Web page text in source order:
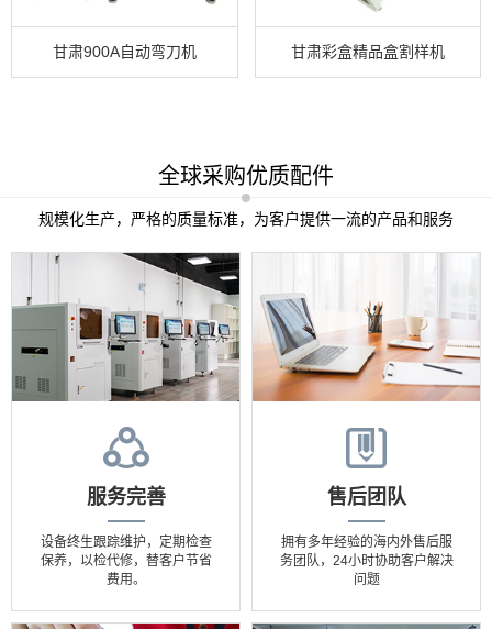
甘肃900A自动弯刀机 甘肃彩盒精品盒割样机
全球采购优质配件
规模化生产，严格的质量标准，为客户提供一流的产品和服务
服务完善
设备终生跟踪维护，定期检查
保养，以检代修，替客户节省
费用。
售后团队
拥有多年经验的海内外售后服
务团队，24小时协助客户解决
问题